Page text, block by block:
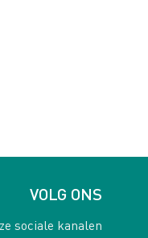
VOLG ONS
sociale kanalen